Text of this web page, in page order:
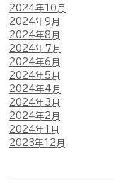
2024年10月
2024年9月
2024年8月
2024年7月
2024年6月
2024年5月
2024年4月
2024年3月
2024年2月
2024年1月
2023年12月